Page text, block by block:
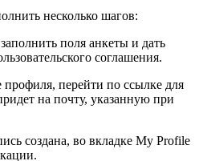
несколько шагов:
поля анкеты и дать
соглашения.
профиля, перейти по ссылке для
на почту, указанную при
создана, во вкладке My Profile